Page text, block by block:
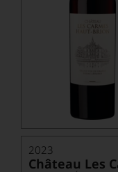
2023
Château Les